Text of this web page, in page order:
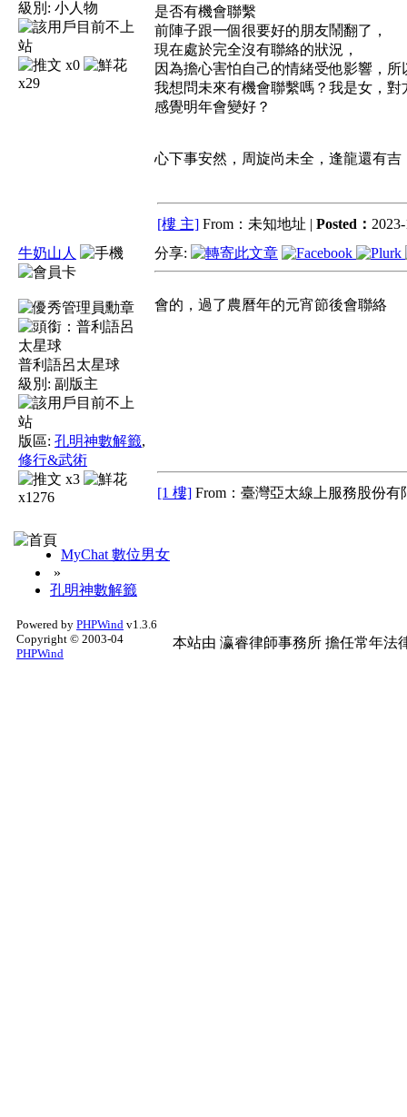
級別: 小人物
x0
x29
是否有機會聯繫
前陣子跟一個很要好的朋友鬧翻了，
現在處於完全沒有聯絡的狀況，
因為擔心害怕自己的情緒受他影響，
我想問未來有機會聯繫嗎？我是女，對
感覺明年會變好？
心下事安然，周旋尚未全，逢龍還有吉
[樓 主] From：未知地址 | Posted：
牛奶山人
普利語呂太星球
級別: 副版主
版區: 孔明神數解籤,
修行&武術
x3
x1276
分享:
會的，過了農曆年的元宵節後會聯絡
[1 樓] From：臺灣亞太線上服務股份有
MyChat 數位男女
»
孔明神數解籤
Powered by PHPWind v1.3.6
Copyright © 2003-04
PHPWind
本站由 瀛睿律師事務所 擔任常年法